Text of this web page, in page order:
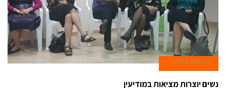
29 באפריל 2018
נשים יוצרות מציאות במודיעין